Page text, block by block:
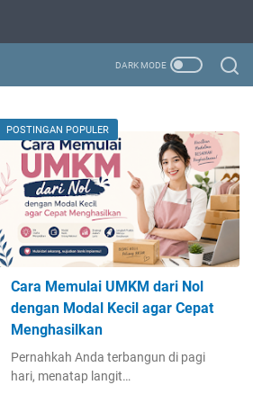
POSTINGAN POPULER
Cara Memulai UMKM dari Nol
dengan Modal Kecil agar Cepat
Menghasilkan
Pernahkah Anda terbangun di pagi
hari, menatap langit…